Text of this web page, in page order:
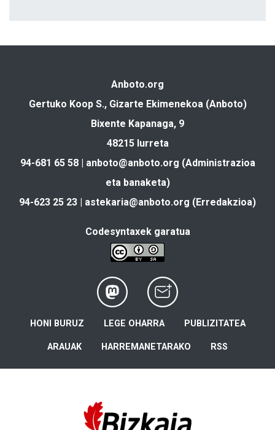
Anboto.org
Gertuko Koop S., Gizarte Ekimenekoa (Anboto)
Bixente Kapanaga, 9
48215 Iurreta
94-681 65 58 | anboto@anboto.org (Administrazioa
eta banaketa)
94-623 25 23 | astekaria@anboto.org (Erredakzioa)
Codesyntaxek garatua
HONI BURUZ LEGE OHARRA PUBLIZITATEA
ARAUAK HARREMANETARAKO RSS